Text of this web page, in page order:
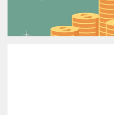
09304891085
@Armteam_admin_103